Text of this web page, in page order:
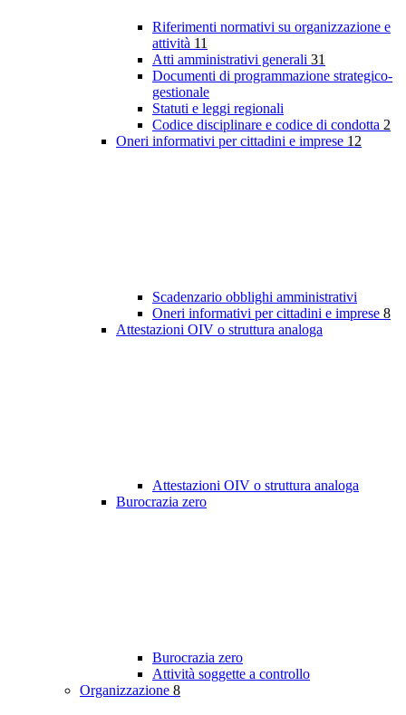
Riferimenti normativi su organizzazione e
attività 11
Atti amministrativi generali 31
Documenti di programmazione strategico-
gestionale
Statuti e leggi regionali
Codice disciplinare e codice di condotta 2
Oneri informativi per cittadini e imprese 12
Scadenzario obblighi amministrativi
Oneri informativi per cittadini e imprese 8
Attestazioni OIV o struttura analoga
Attestazioni OIV o struttura analoga
Burocrazia zero
Burocrazia zero
Attività soggette a controllo
Organizzazione 8